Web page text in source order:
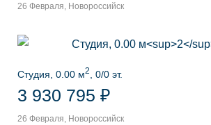
26 Февраля, Новороссийск
Студия, 0.00 м2 , 0/0 эт.
3 930 795 ₽
26 Февраля, Новороссийск